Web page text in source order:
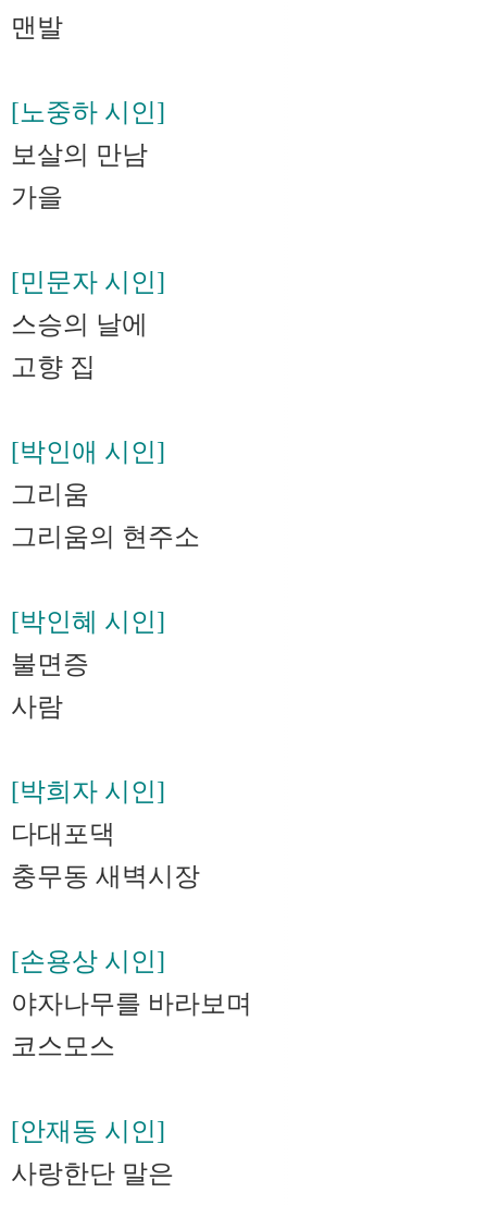
맨발
[노중하 시인]
보살의 만남
가을
[민문자 시인]
스승의 날에
고향 집
[박인애 시인]
그리움
그리움의 현주소
[박인혜 시인]
불면증
사람
[박희자 시인]
다대포댁
충무동 새벽시장
[손용상 시인]
야자나무를 바라보며
코스모스
[안재동 시인]
사랑한단 말은